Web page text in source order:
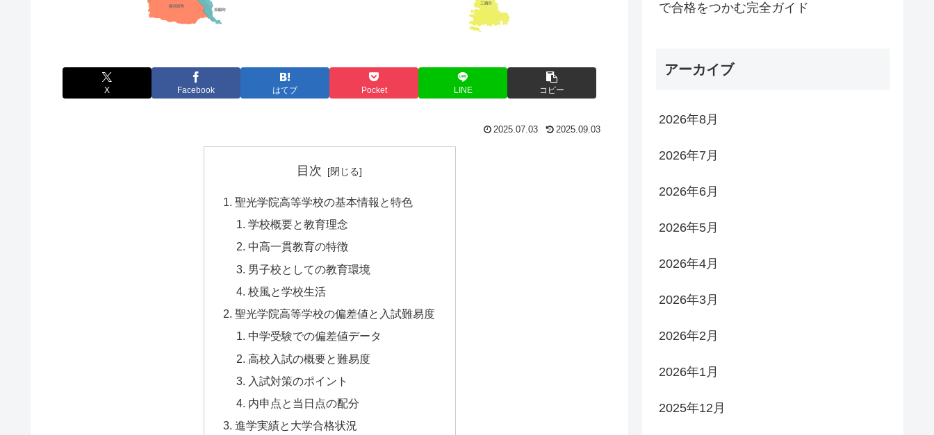
X Facebook はてブ Pocket LINE コピー
2025.07.03 2025.09.03
目次
聖光学院高等学校の基本情報と特色
学校概要と教育理念
中高一貫教育の特徴
男子校としての教育環境
校風と学校生活
聖光学院高等学校の偏差値と入試難易度
中学受験での偏差値データ
高校入試の概要と難易度
入試対策のポイント
内申点と当日点の配分
進学実績と大学合格状況
で合格をつかむ完全ガイド
アーカイブ
2026年8月
2026年7月
2026年6月
2026年5月
2026年4月
2026年3月
2026年2月
2026年1月
2025年12月